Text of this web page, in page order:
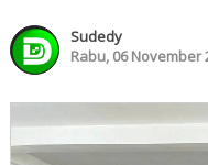
Sudedy
Rabu, 06 November